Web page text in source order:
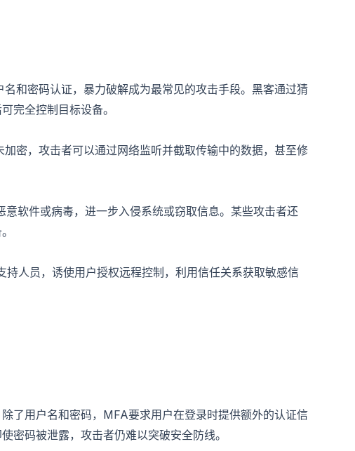
和密码认证，暴力破解成为最常见的攻击手段。黑客通过猜
完全控制目标设备。
密，攻击者可以通过网络监听并截取传输中的数据，甚至修
软件或病毒，进一步入侵系统或窃取信息。某些攻击者还
人员，诱使用户授权远程控制，利用信任关系获取敏感信
了用户名和密码，MFA要求用户在登录时提供额外的认证信
密码被泄露，攻击者仍难以突破安全防线。